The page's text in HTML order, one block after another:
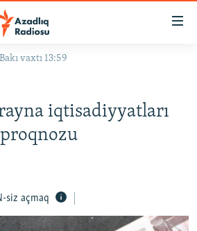
vaxtı 13:59
iqtisadiyyatları
siz açmaq